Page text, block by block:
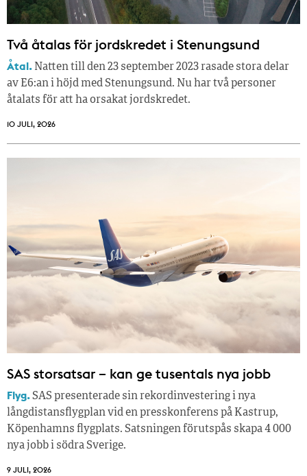
Två åtalas för jordskredet i Stenungsund
Åtal. Natten till den 23 september 2023 rasade stora delar
av E6:an i höjd med Stenungsund. Nu har två personer
åtalats för att ha orsakat jordskredet.
10 JULI, 2026
SAS storsatsar – kan ge tusentals nya jobb
Flyg.SAS presenterade sin rekordinvestering i nya
långdistansflygplan vid en presskonferens på Kastrup,
Köpenhamns flygplats. Satsningen förutspås skapa 4 000
nya jobb i södra Sverige.
9 JULI, 2026